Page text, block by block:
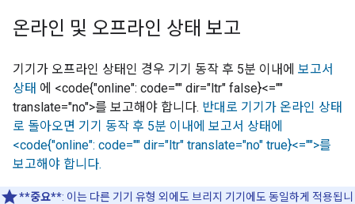
온라인 및 오프라인 상태 보고
기기가 오프라인 상태인 경우 기기 동작 후 5분 이내에 보고서
상태 에 <code{"online": code="" dir="ltr" false}<=""
translate="no">를 보고해야 합니다. 반대로 기기가 온라인 상태
로 돌아오면 기기 동작 후 5분 이내에 보고서 상태에
<code{"online": code="" dir="ltr" translate="no" true}<="">를
보고해야 합니다.
**중요**: 이는 다른 기기 유형 외에도 브리지 기기에도 동일하게 적용됩니